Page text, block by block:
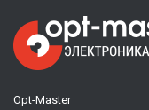
Opt-Master